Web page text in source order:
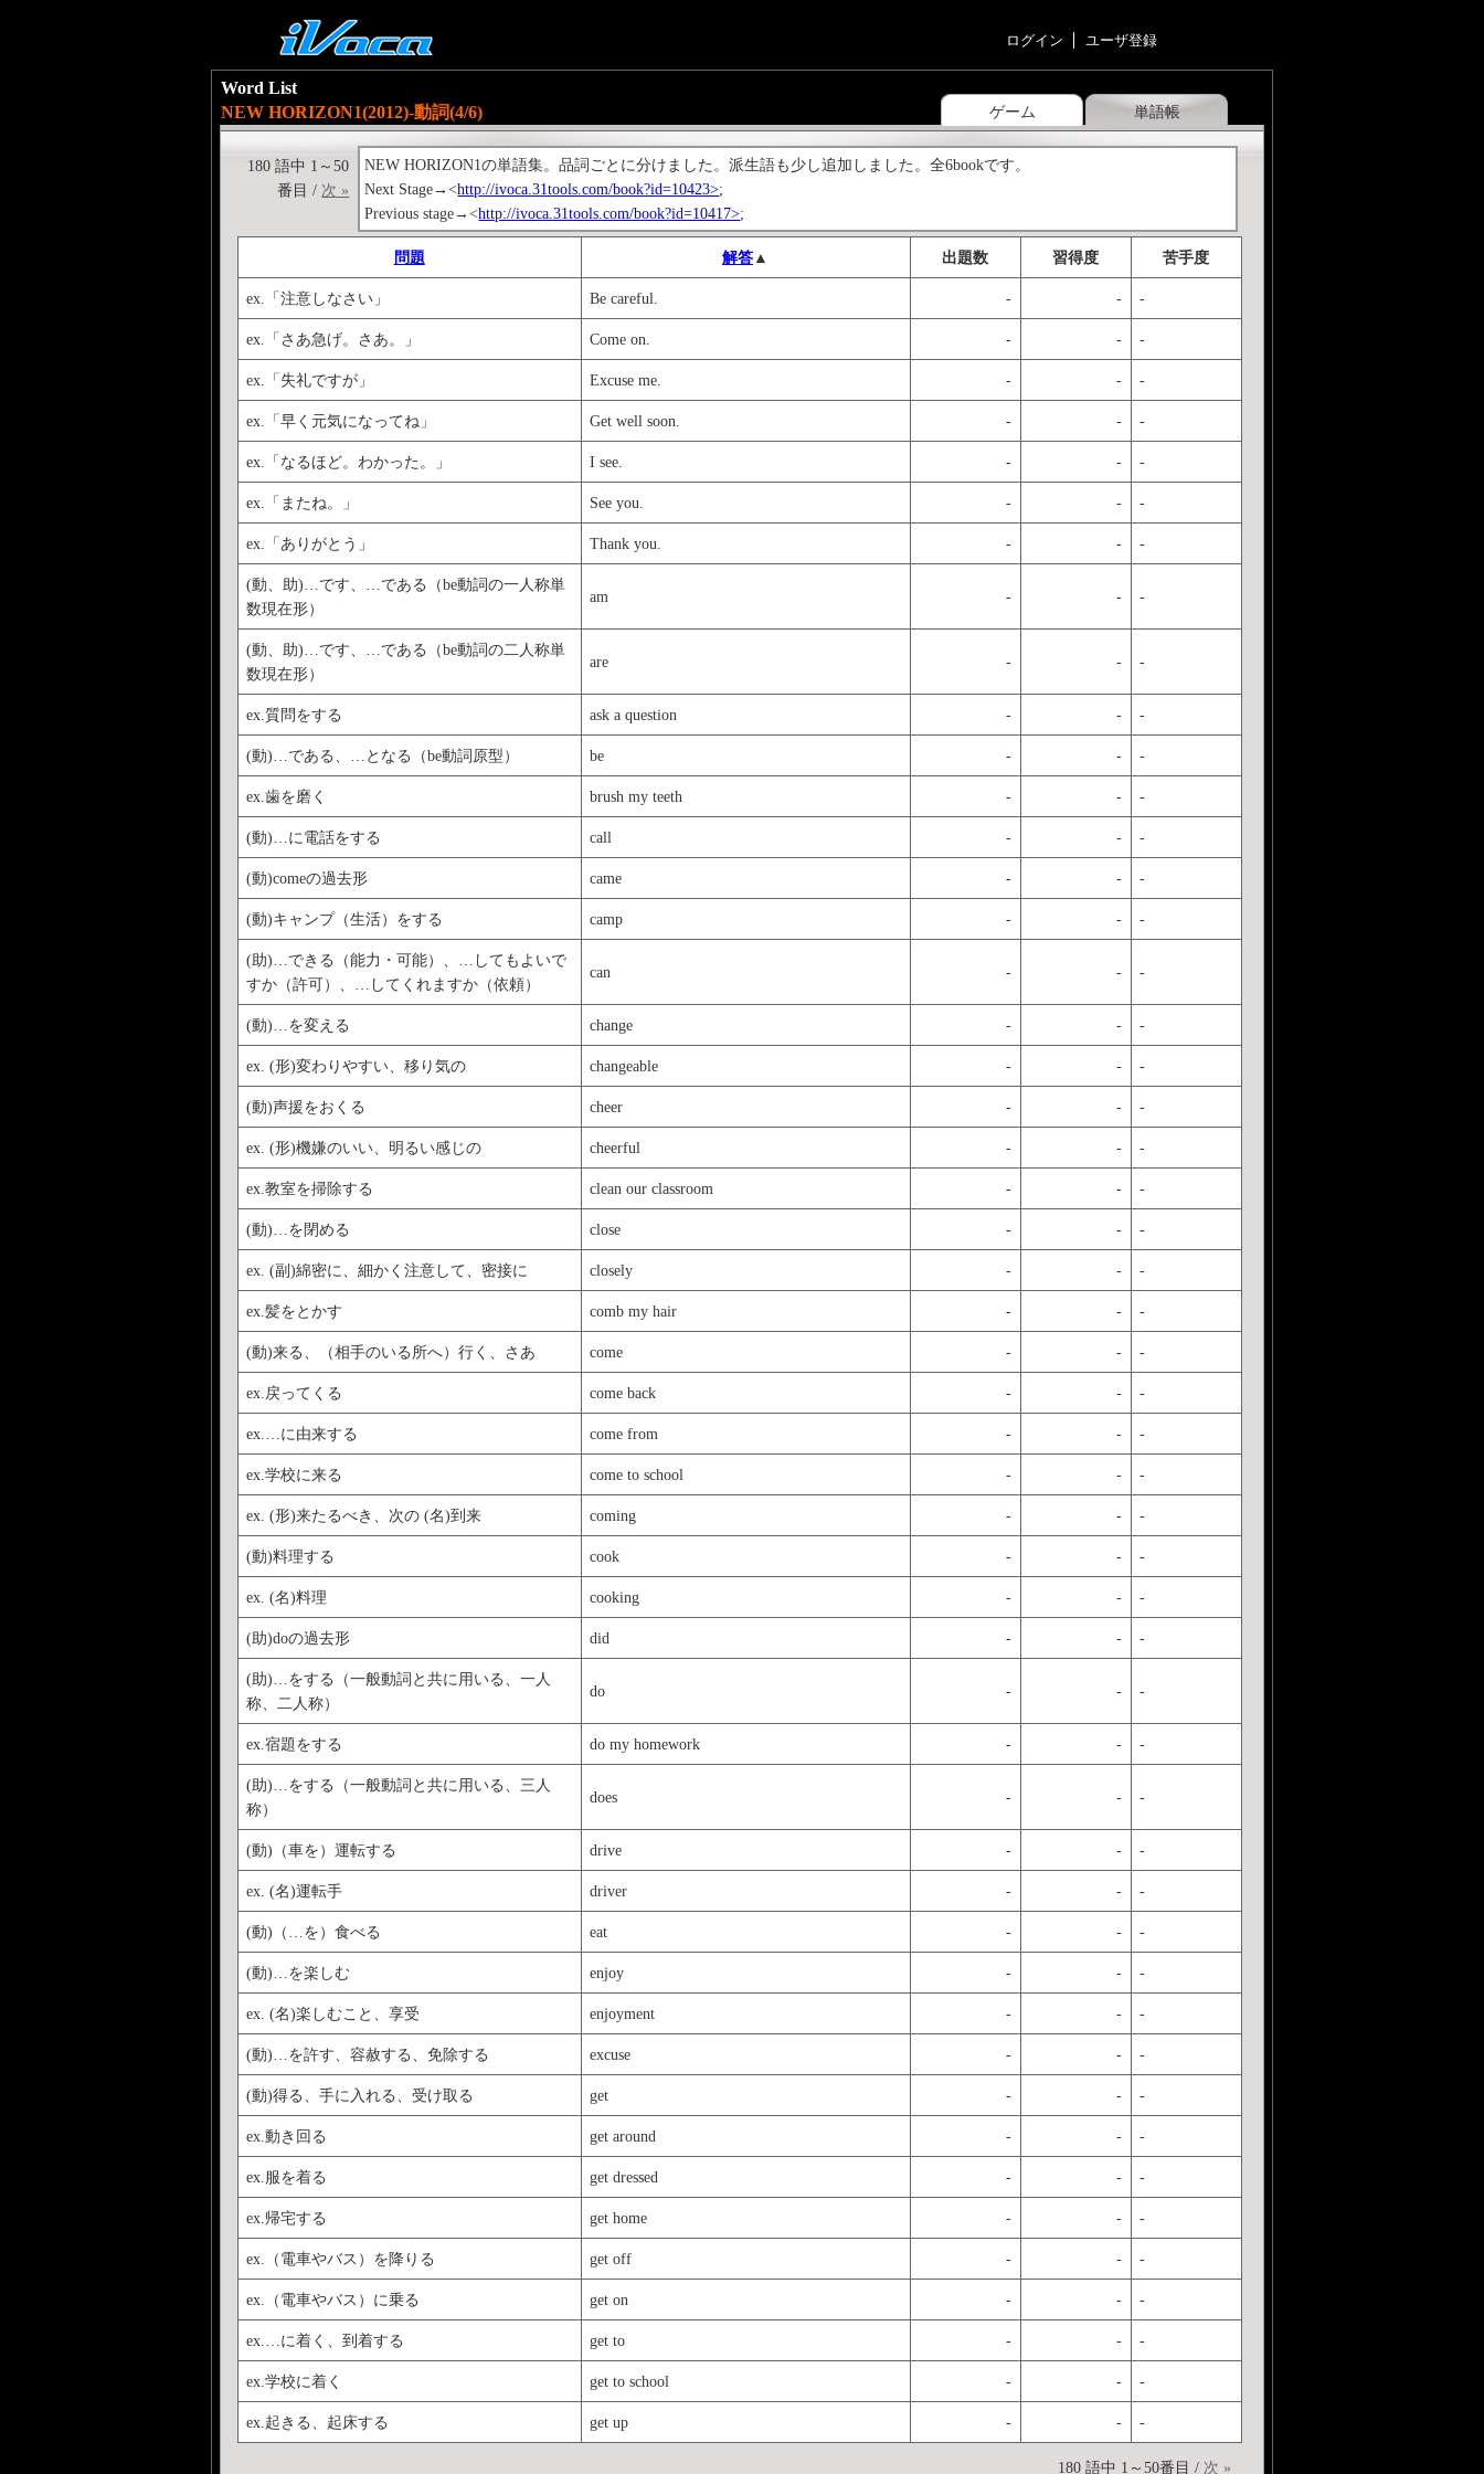
ログイン ユーザ登録
ゲーム 単語帳
Word List
NEW HORIZON1(2012)-動詞(4/6)
NEW HORIZON1の単語集。品詞ごとに分けました。派生語も少し追加しました。全6bookです。
Next Stage→<http://ivoca.31tools.com/book?id=10423>;
Previous stage→<http://ivoca.31tools.com/book?id=10417>;
180 語中 1～50
番目 / 次 »
問題 解答▲ 出題数 習得度 苦手度
ex.「注意しなさい」 Be careful. - - -
ex.「さあ急げ。さあ。」 Come on. - - -
ex.「失礼ですが」 Excuse me. - - -
ex.「早く元気になってね」 Get well soon. - - -
ex.「なるほど。わかった。」 I see. - - -
ex.「またね。」 See you. - - -
ex.「ありがとう」 Thank you. - - -
(動、助)…です、…である（be動詞の一人称単
数現在形）
am - - -
(動、助)…です、…である（be動詞の二人称単
数現在形）
are - - -
ex.質問をする ask a question - - -
(動)…である、…となる（be動詞原型） be - - -
ex.歯を磨く brush my teeth - - -
(動)…に電話をする call - - -
(動)comeの過去形 came - - -
(動)キャンプ（生活）をする camp - - -
(助)…できる（能力・可能）、…してもよいで
すか（許可）、…してくれますか（依頼）
can - - -
(動)…を変える change - - -
ex. (形)変わりやすい、移り気の changeable - - -
(動)声援をおくる cheer - - -
ex. (形)機嫌のいい、明るい感じの cheerful - - -
ex.教室を掃除する clean our classroom - - -
(動)…を閉める close - - -
ex. (副)綿密に、細かく注意して、密接に closely - - -
ex.髪をとかす comb my hair - - -
(動)来る、（相手のいる所へ）行く、さあ come - - -
ex.戻ってくる come back - - -
ex.…に由来する come from - - -
ex.学校に来る come to school - - -
ex. (形)来たるべき、次の (名)到来 coming - - -
(動)料理する cook - - -
ex. (名)料理 cooking - - -
(助)doの過去形 did - - -
(助)…をする（一般動詞と共に用いる、一人
称、二人称）
do - - -
ex.宿題をする do my homework - - -
(助)…をする（一般動詞と共に用いる、三人
称）
does - - -
(動)（車を）運転する drive - - -
ex. (名)運転手 driver - - -
(動)（…を）食べる eat - - -
(動)…を楽しむ enjoy - - -
ex. (名)楽しむこと、享受 enjoyment - - -
(動)…を許す、容赦する、免除する excuse - - -
(動)得る、手に入れる、受け取る get - - -
ex.動き回る get around - - -
ex.服を着る get dressed - - -
ex.帰宅する get home - - -
ex.（電車やバス）を降りる get off - - -
ex.（電車やバス）に乗る get on - - -
ex.…に着く、到着する get to - - -
ex.学校に着く get to school - - -
ex.起きる、起床する get up - - -
180 語中 1～50番目 / 次 »